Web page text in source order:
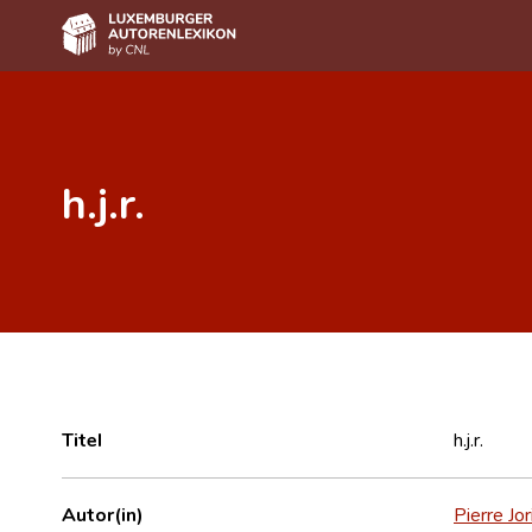
Erweiterte Suche
h.j.r.
Titel h.j.r.
Autor(in) Pierre